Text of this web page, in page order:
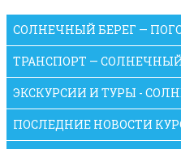
СОЛНЕЧНЫЙ БЕРЕГ —
ТРАНСПОРТ —
ЭКСКУРСИИ И ТУРЫ -
ПОСЛЕДНИЕ НОВОСТИ